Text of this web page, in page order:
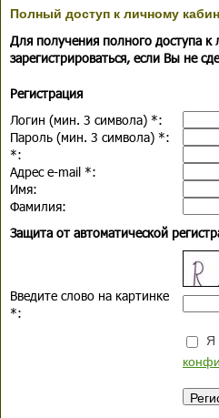
Полный доступ к личному
Для получения полного доступа
зарегистрироваться, если Вы не
Регистрация
Логин (мин. 3 символа) *:
Пароль (мин. 3 символа) *:
*:
Адрес e-mail *:
Имя:
Фамилия:
Защита от автоматической
Введите слово на картинке
*:
Я